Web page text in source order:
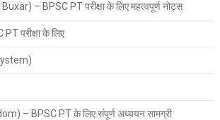
– BPSC PT परीक्षा के लिए महत्वपूर्ण नोट्स
परीक्षा के लिए
– BPSC PT के लिए संपूर्ण अध्ययन सामग्री